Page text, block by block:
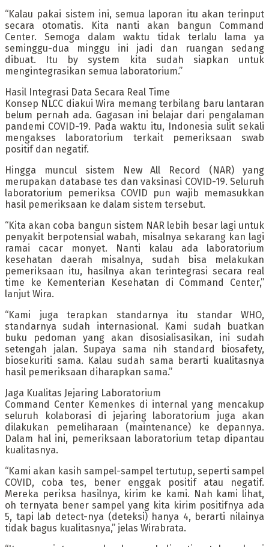
“Kalau pakai sistem ini, semua laporan itu akan terinput
secara otomatis. Kita nanti akan bangun Command
Center. Semoga dalam waktu tidak terlalu lama ya
seminggu-dua minggu ini jadi dan ruangan sedang
dibuat. Itu by system kita sudah siapkan untuk
mengintegrasikan semua laboratorium.”
Hasil Integrasi Data Secara Real Time
Konsep NLCC diakui Wira memang terbilang baru lantaran
belum pernah ada. Gagasan ini belajar dari pengalaman
pandemi COVID-19. Pada waktu itu, Indonesia sulit sekali
mengakses laboratorium terkait pemeriksaan swab
positif dan negatif.
Hingga muncul sistem New All Record (NAR) yang
merupakan database tes dan vaksinasi COVID-19. Seluruh
laboratorium pemeriksa COVID pun wajib memasukkan
hasil pemeriksaan ke dalam sistem tersebut.
“Kita akan coba bangun sistem NAR lebih besar lagi untuk
penyakit berpotensial wabah, misalnya sekarang kan lagi
ramai cacar monyet. Nanti kalau ada laboratorium
kesehatan daerah misalnya, sudah bisa melakukan
pemeriksaan itu, hasilnya akan terintegrasi secara real
time ke Kementerian Kesehatan di Command Center,”
lanjut Wira.
“Kami juga terapkan standarnya itu standar WHO,
standarnya sudah internasional. Kami sudah buatkan
buku pedoman yang akan disosialisasikan, ini sudah
setengah jalan. Supaya sama nih standard biosafety,
biosekuriti sama. Kalau sudah sama berarti kualitasnya
hasil pemeriksaan diharapkan sama.”
Jaga Kualitas Jejaring Laboratorium
Command Center Kemenkes di internal yang mencakup
seluruh kolaborasi di jejaring laboratorium juga akan
dilakukan pemeliharaan (maintenance) ke depannya.
Dalam hal ini, pemeriksaan laboratorium tetap dipantau
kualitasnya.
“Kami akan kasih sampel-sampel tertutup, seperti sampel
COVID, coba tes, bener enggak positif atau negatif.
Mereka periksa hasilnya, kirim ke kami. Nah kami lihat,
oh ternyata bener sampel yang kita kirim positifnya ada
5, tapi lab detect-nya (deteksi) hanya 4, berarti nilainya
tidak bagus kualitasnya,” jelas Wirabrata.